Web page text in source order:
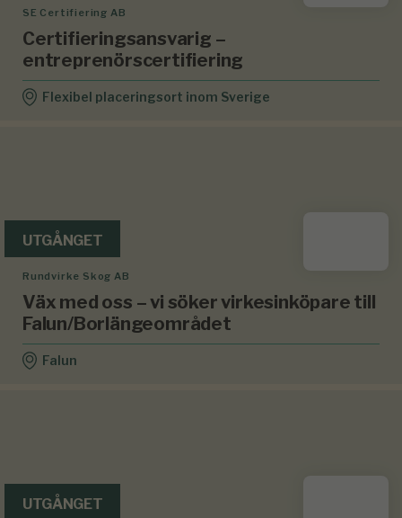
SE Certifiering AB
Certifieringsansvarig –
entreprenörscertifiering
Flexibel placeringsort inom Sverige
UTGÅNGET
Rundvirke Skog AB
Väx med oss – vi söker virkesinköpare till
Falun/Borlängeområdet
Falun
UTGÅNGET